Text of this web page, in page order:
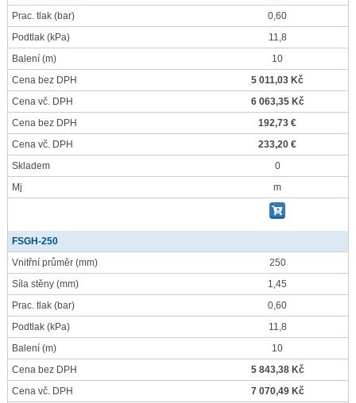
Prac. tlak (bar)
0,60
Podtlak (kPa)
11,8
Balení (m)
10
Cena bez DPH
5 011,03 Kč
Cena vč. DPH
6 063,35 Kč
Cena bez DPH
192,73 €
Cena vč. DPH
233,20 €
Skladem
0
Mj
m
FSGH-250
Vnitřní průměr (mm)
250
Síla stěny (mm)
1,45
Prac. tlak (bar)
0,60
Podtlak (kPa)
11,8
Balení (m)
10
Cena bez DPH
5 843,38 Kč
Cena vč. DPH
7 070,49 Kč